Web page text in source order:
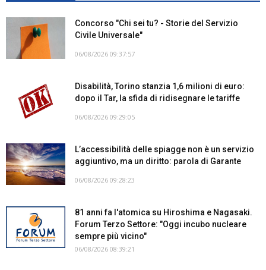
Concorso "Chi sei tu? - Storie del Servizio
Civile Universale"
06/08/2026 09:37:57
Disabilità, Torino stanzia 1,6 milioni di euro:
dopo il Tar, la sfida di ridisegnare le tariffe
06/08/2026 09:29:05
L’accessibilità delle spiagge non è un servizio
aggiuntivo, ma un diritto: parola di Garante
06/08/2026 09:28:23
81 anni fa l'atomica su Hiroshima e Nagasaki.
Forum Terzo Settore: "Oggi incubo nucleare
sempre più vicino"
06/08/2026 08:39:21